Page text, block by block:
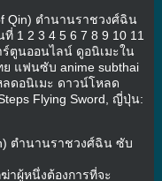
Qin) ตำนานราชวงศ์ฉิน
1 2 3 4 5 6 7 8 9 10 11
ตูนออนไลน์ ดูอนิเมะใน
ย แฟนซับ anime subthai
ดอนิเมะ ดาวน์โหลด
Flying Sword, ญี่ปุ่น:
ตำนานราชวงศ์ฉิน ซับ
าผู้หนึ่งต้องการที่จะ